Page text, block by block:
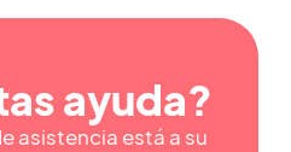
ayuda?
asistencia está a su